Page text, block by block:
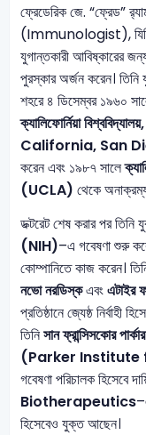
ফ্রেডেরিক জে. “ফ্রেড”
(Immunologist), যিনি
যুগান্তকারী আবিষ্কারের
পুরস্কার অর্জন করেন। তিনি
শহরে ৪ ডিসেম্বর ১৯৬০
ক্যালিফোর্নিয়া
California, San
করেন এবং ১৯৮৭ সালে
(UCLA) থেকে
ডক্টরেট শেষ করার পর তিনি
(NIH)–এ গবেষণা শুরু
কোম্পানিতে কাজ করেন।
নভো নরডিস্কএবং
প্রতিষ্ঠানে জ্যেষ্ঠ নির্বাহী
তিনিসান ফ্রান্সিসকোর
(Parker
গবেষণা পরিচালক হিসেবে
Biotherapeutics
হিসেবেও যুক্ত আছেন।